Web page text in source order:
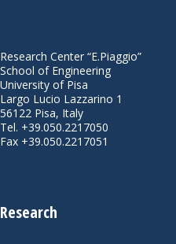
Research Center “E.Piaggio”
School of Engineering
University of Pisa
Largo Lucio Lazzarino 1
56122 Pisa, Italy
Tel. +39.050.2217050
Fax +39.050.2217051
Research